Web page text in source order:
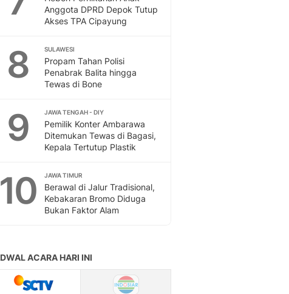
Anggota DPRD Depok Tutup
Akses TPA Cipayung
8 SULAWESI
Propam Tahan Polisi
Penabrak Balita hingga
Tewas di Bone
9 JAWA TENGAH - DIY
Pemilik Konter Ambarawa
Ditemukan Tewas di Bagasi,
Kepala Tertutup Plastik
10 JAWA TIMUR
Berawal di Jalur Tradisional,
Kebakaran Bromo Diduga
Bukan Faktor Alam